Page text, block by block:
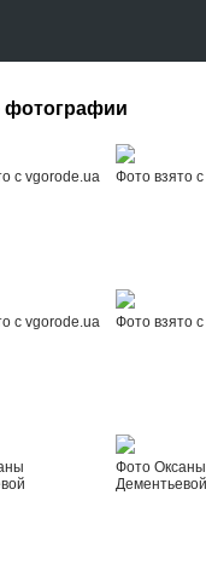
фотографии
с vgorode.ua Фото взято
с vgorode.ua Фото взято
Фото Оксаны
Дементьевой